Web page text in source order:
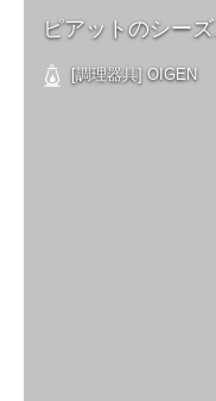
ピアットのシー
[調理器具] OIGEN